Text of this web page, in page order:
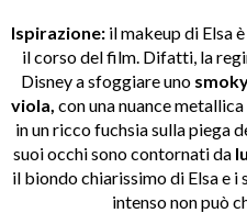
Ispirazione: il makeup di Elsa
il corso del film. Difatti, la
Disney a sfoggiare uno
viola, con una nuance
in un ricco fuchsia sulla piega
suoi occhi sono contornati da
il biondo chiarissimo di Elsa e
intenso non può